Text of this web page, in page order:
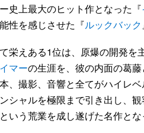
史上最大のヒット作となった『
性を感じさせた『ルックバック
栄えある1位は、原爆の開発を
マーの生涯を、彼の内面の葛
、撮影、音響と全てがハイレベ
シャルを極限まで引き出し、
いう荒業を成し遂げた名作と